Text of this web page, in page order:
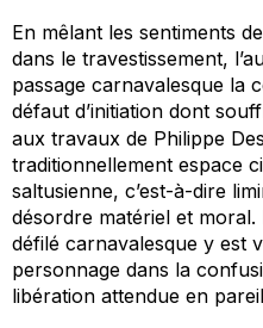
En mêlant les sentiments
dans le travestissement,
passage carnavalesque la
défaut d’initiation dont
aux travaux de Philippe
traditionnellement espace
saltusienne, c’est-à-dire
désordre matériel et moral.
défilé carnavalesque y est
personnage dans la
libération attendue en